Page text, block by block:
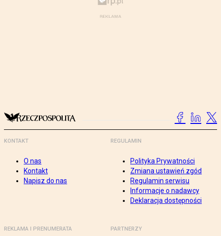
KONTAKT
O nas
Kontakt
Napisz do nas
REGULAMIN
Polityka Prywatności
Zmiana ustawień zgód
Regulamin serwisu
Informacje o nadawcy
Deklaracja dostępności
REKLAMA I PRENUMERATA PARTNERZY